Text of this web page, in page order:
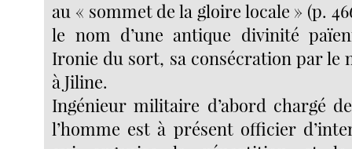
au « sommet de la gloire locale » (p.
le nom d’une antique divinité
Ironie du sort, sa consécration par le
à Jiline.
Ingénieur militaire d’abord chargé
l’homme est à présent officier